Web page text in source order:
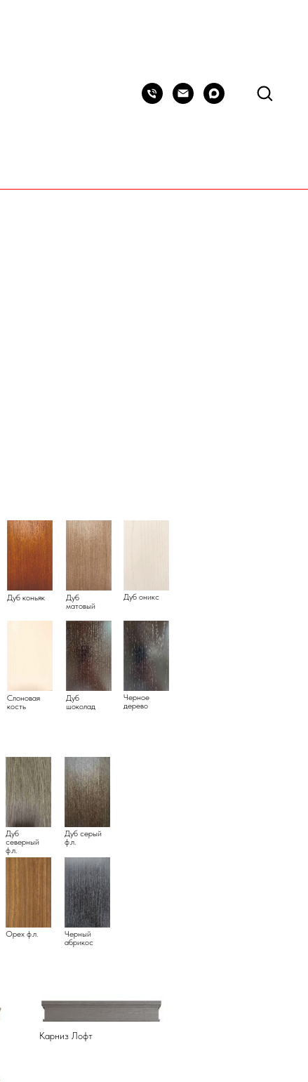
Дуб
северный
ф.л.
Дуб серый
ф.л.
Орех ф.л.
Черный
абрикос
Слоновая
кость
Дуб коньяк
Дуб
шоколад
Дуб
матовый
Дуб оникс
Черное
дерево
Карниз Лофт